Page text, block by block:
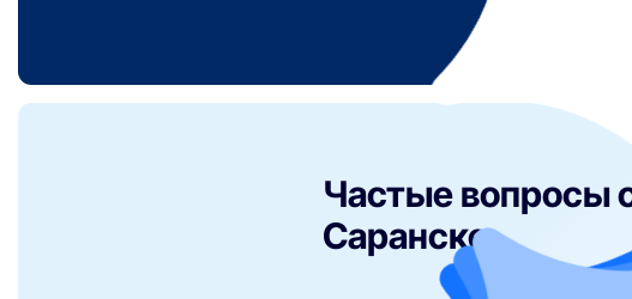
Частые вопросы
Саранске